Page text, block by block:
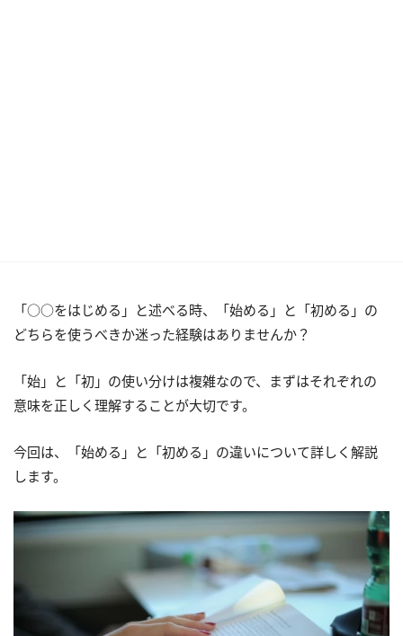
「○○をはじめる」と述べる時、「始める」と「初める」の
どちらを使うべきか迷った経験はありませんか？
「始」と「初」の使い分けは複雑なので、まずはそれぞれの
意味を正しく理解することが大切です。
今回は、「始める」と「初める」の違いについて詳しく解説
します。